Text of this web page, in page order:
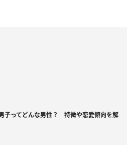
子ってどんな男性？ 特徴や恋愛傾向を解